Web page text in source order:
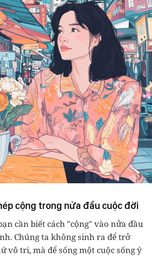
cộng trong nửa đầu cuộc đời
cần biết cách "cộng" vào nửa đầu
Chúng ta không sinh ra để trở
vô tri, mà để sống một cuộc sống ý